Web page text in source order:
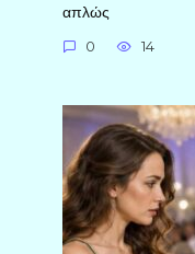
απλώς
0 14